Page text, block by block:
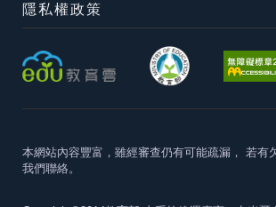
隱私權政策
本網站內容豐富，雖經審查仍有可能疏漏， 若有
我們聯絡。